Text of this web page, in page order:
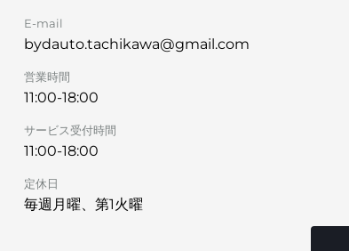
E-mail
bydauto.tachikawa@gmail.com
営業時間
11:00-18:00
サービス受付時間
11:00-18:00
定休日
毎週月曜、第1火曜